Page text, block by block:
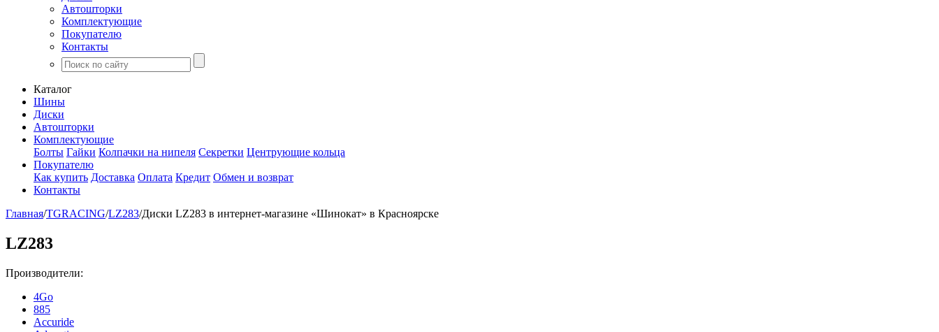
Автошторки
Комплектующие
Покупателю
Контакты
Каталог
Шины
Диски
Автошторки
Комплектующие
Болты Гайки Колпачки на нипеля Секретки Центрующие кольца
Покупателю
Как купить Доставка Оплата Кредит Обмен и возврат
Контакты
Главная/TGRACING/LZ283/Диски LZ283 в интернет-магазине «Шинокат» в Красноярске
LZ283
Производители:
4Go
885
Accuride